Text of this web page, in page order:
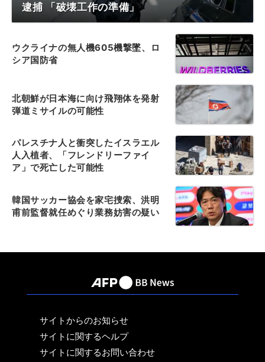
逮捕 「破壊工作の準備」
ウクライナの無人機605機撃墜、ロ
シア国防省
北朝鮮が日本海に向け飛翔体を発射
弾道ミサイルの可能性
パレスチナ人と衝突したイスラエル
人入植者、「フレンドリーファイ
ア」で死亡した可能性
韓国サッカー協会を家宅捜索、洪明
甫前監督就任めぐり業務妨害の疑い
サイトからのお知らせ
サイトに関するヘルプ
サイトに関するお問い合わせ